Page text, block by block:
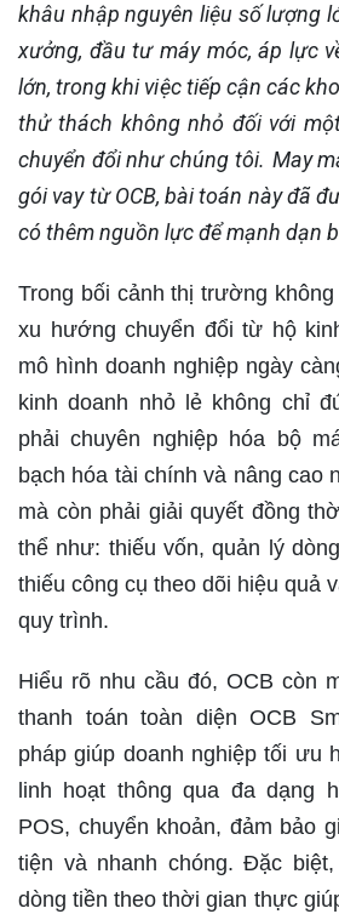
khâu nhập nguyên liệu số lượng
xưởng, đầu tư máy móc,áp lực
lớn, trong khi việc tiếp cận các
thử thách không nhỏ đối với
chuyển đổi như chúng tôi. May
gói vay từ OCB, bài toán này đã
có thêm nguồn lực để mạnh dạn
Trong bối cảnh thị trường
xu hướng chuyển đổi từ hộ
mô hình doanh nghiệp ngày
kinh doanh nhỏ lẻ không chỉ
phải chuyên nghiệp hóa bộ
bạch hóa tài chính và nâng cao
mà còn phải giải quyết đồng
thể như: thiếu vốn, quản lý
thiếu công cụ theo dõi hiệu quả
quy trình.
Hiểu rõ nhu cầu đó, OCB còn
thanh toán toàn diện OCB
pháp giúp doanh nghiệp tối ưu
linh hoạt thông qua đa dạng
POS, chuyển khoản, đảm bảo
tiện và nhanh chóng. Đặc
dòng tiền theo thời gian thực